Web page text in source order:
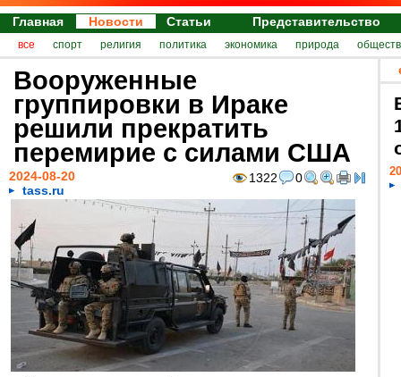
Главная Новости Статьи Представительство
все спорт религия политика экономика природа
Вооруженные
группировки в Ираке
решили прекратить
перемирие с силами США
1322 0
2024-08-20
tass.ru